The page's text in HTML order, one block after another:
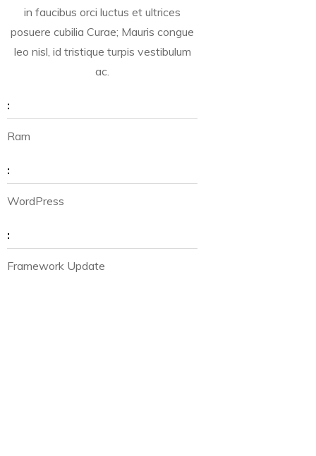
in faucibus orci luctus et ultrices
posuere cubilia Curae; Mauris congue
leo nisl, id tristique turpis vestibulum
ac.
:
Ram
:
WordPress
:
Framework Update